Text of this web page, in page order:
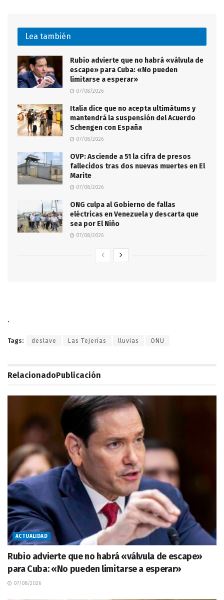
Lea también
Rubio advierte que no habrá «válvula de
escape» para Cuba: «No pueden
limitarse a esperar»
07/08/2026
Italia dice que no acepta ultimátums y
mantendrá la suspensión del Acuerdo
Schengen con España
07/08/2026
OVP: Asciende a 51 la cifra de presos
fallecidos tras dos nuevas muertes en El
Marite
07/08/2026
ONG culpa al Gobierno de fallas
eléctricas en Venezuela y descarta que
sea por El Niño
07/08/2026
.
Tags: deslave Las Tejerías lluvias ONU
RelacionadoPublicación
ACTUALIDAD
Rubio advierte que no habrá «válvula de escape»
para Cuba: «No pueden limitarse a esperar»
07/08/2026